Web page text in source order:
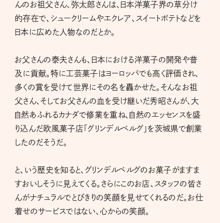
んのお祖父さん、弥太郎さんは、日本洋菓子界の草分け
的存在で、シュークリームやエクレア、スイートポテトなどを
日本に広めた人物なのだとか。
お父さんの泰夫さんも、日本における洋菓子の開発や普
及に貢献。特に工芸菓子はヨーロッパでも高く評価され、
多くの賞を受けて世界にその名を轟かせた。そんなお祖
父さん、そしてお父さんの血を受け継いだ秀昭さんが、大
自然あふれるカナダで修業を重ね、自然のエッセンスを盛
り込んだ欧風菓子店「グリンデルベルグ」を茨城県で創業
したのだそうだ。
と、いう歴史を知ると、グリンデルベルグのお菓子がますま
すおいしそうに見えてくる。さらにこのお店、スタッフの皆さ
んがナチュラルでとびきりの笑顔を見せてくれるのだ。お仕
着せのサービスではない、心からの笑顔。